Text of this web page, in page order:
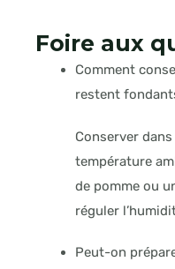
Foire aux
Comment
restent
Conserver
température
de pomme ou
réguler
Peut-on